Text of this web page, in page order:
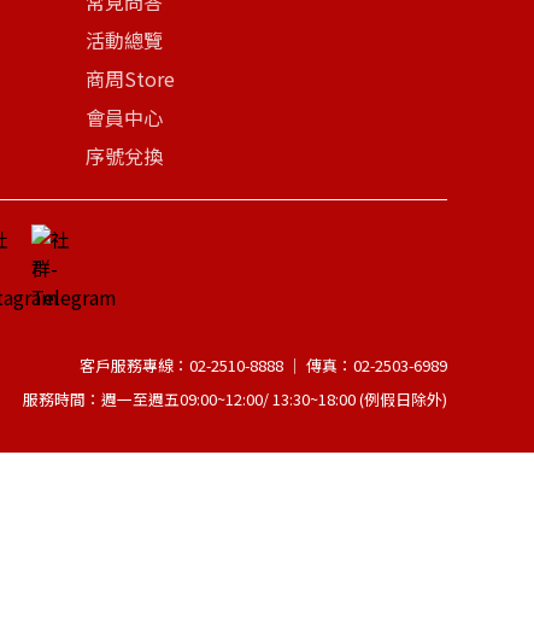
活動總覽
商周Store
會員中心
序號兌換
客戶服務專線：02-2510-8888 │ 傳真：02-2503-6989
服務時間：週一至週五09:00~12:00/ 13:30~18:00 (例假日除外)